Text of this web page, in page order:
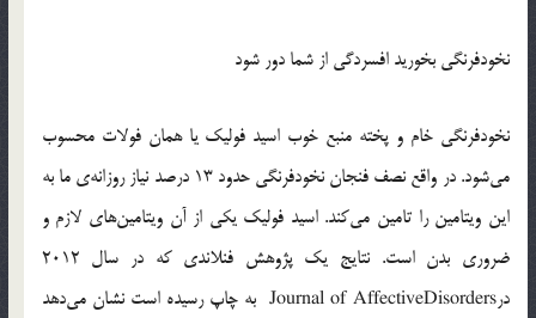
نخودفرنگی بخورید افسردگی از شما دور شود
نخودفرنگی خام و پخته منبع خوب اسید فولیک یا همان فولات محسوب
می‌شود. در واقع نصف فنجان نخودفرنگی حدود 13 درصد نیاز روزانه‌ی ما به
این ویتامین را تامین می‌کند. اسید فولیک یکی از آن ویتامین‌های لازم و
ضروری بدن است. نتایج یک پژوهش فنلاندی که در سال 2012
درJournal of AffectiveDisorders به چاپ رسیده است نشان می‌دهد